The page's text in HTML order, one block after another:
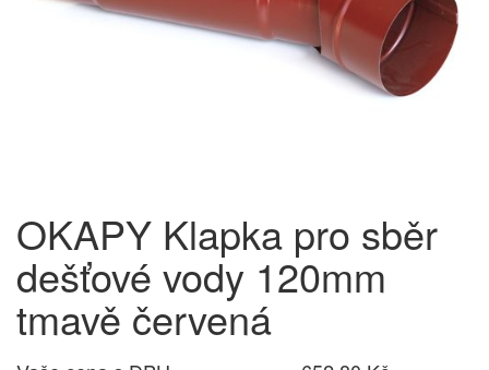
OKAPY Klapka pro sběr
dešťové vody 120mm
tmavě červená